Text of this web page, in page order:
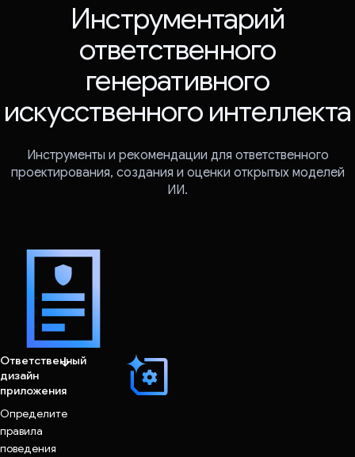
Инструментарий
ответственного
генеративного
искусственного интеллекта
Инструменты и рекомендации для ответственного
проектирования, создания и оценки открытых моделей
ИИ.
Ответственный
дизайн
приложения
Определите
правила
поведения